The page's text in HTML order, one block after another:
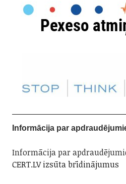
Informācija par
Informācija par
CERT.LV izsūta brīdinājumus